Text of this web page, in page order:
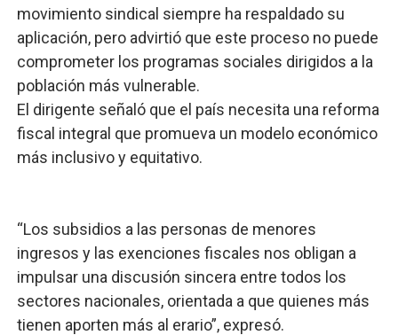
movimiento sindical siempre ha respaldado su
aplicación, pero advirtió que este proceso no puede
comprometer los programas sociales dirigidos a la
población más vulnerable.
El dirigente señaló que el país necesita una reforma
fiscal integral que promueva un modelo económico
más inclusivo y equitativo.
“Los subsidios a las personas de menores
ingresos y las exenciones fiscales nos obligan a
impulsar una discusión sincera entre todos los
sectores nacionales, orientada a que quienes más
tienen aporten más al erario”, expresó.